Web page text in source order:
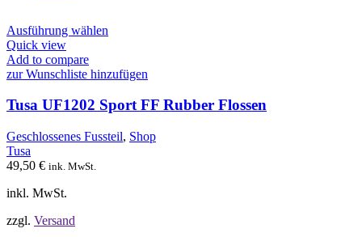
Ausführung wählen
mehrere
auf.
Die
Optionen
können
Quick view
Add to compare
zur Wunschliste hinzufügen
Tusa UF1202 Sport FF Rubber Flossen
Geschlossenes Fussteil, Shop
Tusa
49,50 € ink. MwSt.
inkl. MwSt.
zzgl. Versand